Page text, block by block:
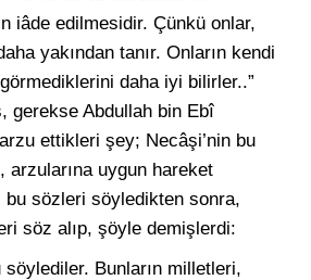
iâde edilmesidir. Çünkü onlar,
yakından tanır. Onların kendi
daha iyi bilirler..”
gerekse Abdullah bin Ebî
ettikleri şey; Necâşi’nin bu
arzularına uygun hareket
sözleri söyledikten sonra,
söz alıp, şöyle demişlerdi:
söylediler. Bunların milletleri,